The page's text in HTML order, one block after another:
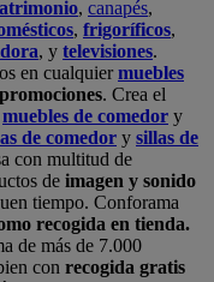
, canapés,
, frigoríficos,
, y televisiones.
en cualquiermuebles
. Crea el
muebles de comedor y
de comedor y sillas de
con multitud de
de imagen y sonido
tiempo. Conforama
recogida en tienda.
de más de 7.000
con recogida gratis